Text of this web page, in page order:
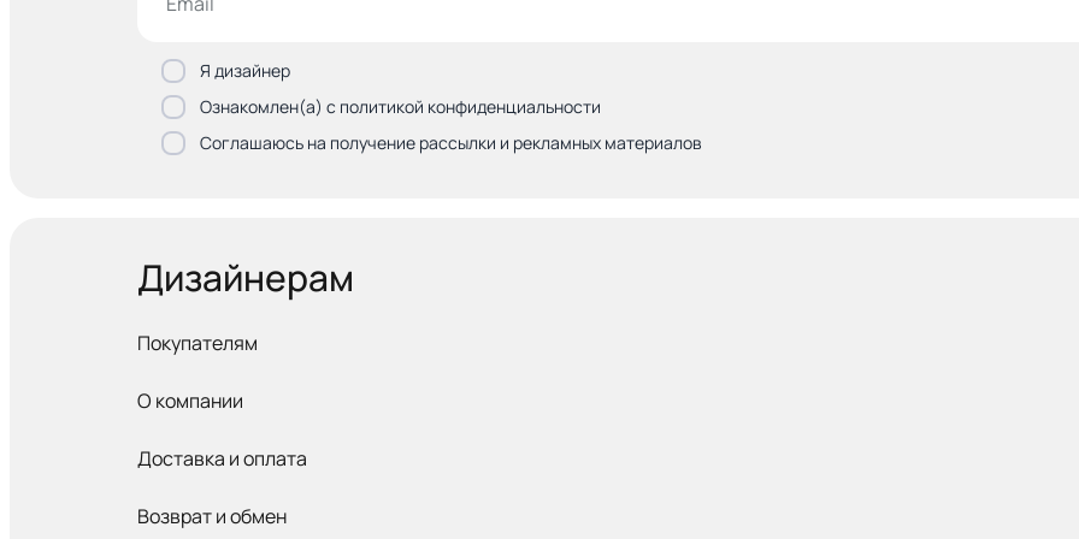
Я дизайнер
Ознакомлен(а) с политикой конфиденциальности
Соглашаюсь на получение рассылки и рекламных материалов
Дизайнерам
Покупателям
О компании
Доставка и оплата
Возврат и обмен